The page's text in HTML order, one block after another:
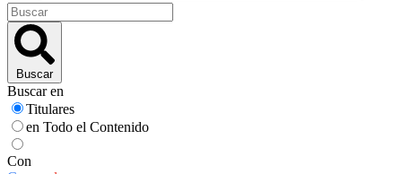
Buscar
Buscar en
Titulares
en Todo el Contenido
Con